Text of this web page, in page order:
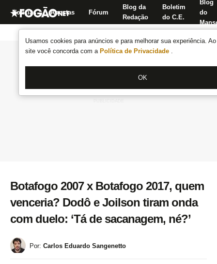
Usamos cookies para anúncios e para melhorar sua experiência.
site você concorda com a Política de Privacidade .
OK
Notícias Apostas Fórum
Blog da
Redação
Boletim
do C.E.
Blog
do
Botafogo 2007 x Botafogo 2017, quem
venceria? Dodô e Joilson tiram onda
com duelo: ‘Tá de sacanagem, né?’
Por: Carlos Eduardo Sangenetto